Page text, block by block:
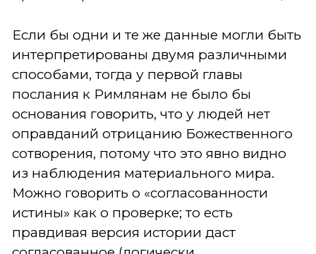
Если бы одни и те же данные могли быть
интерпретированы двумя различными
способами, тогда у первой главы
послания к Римлянам не было бы
основания говорить, что у людей нет
оправданий отрицанию Божественного
сотворения, потому что это явно видно
из наблюдения материального мира.
Можно говорить о «согласованности
истины» как о проверке; то есть
правдивая версия истории даст